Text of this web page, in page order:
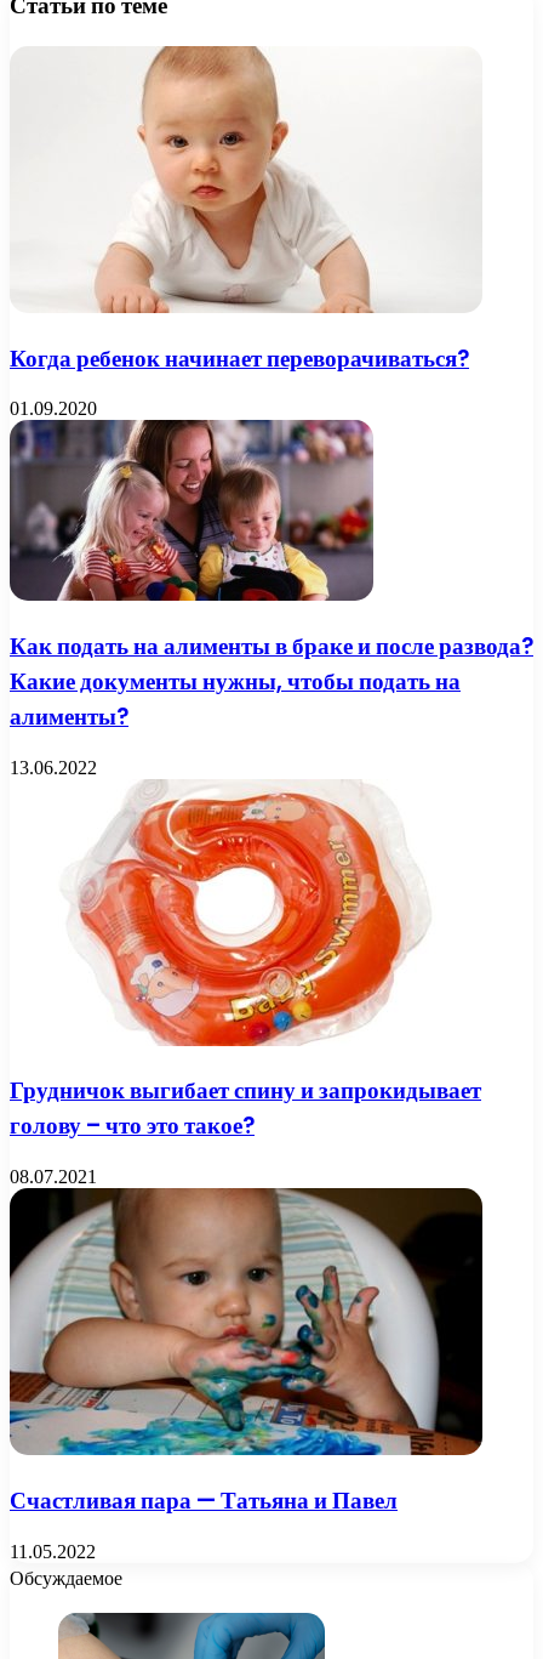
Когда ребенок начинает переворачиваться?
01.09.2020
Как подать на алименты в браке и после развода?
Какие документы нужны, чтобы подать на
алименты?
13.06.2022
Грудничок выгибает спину и запрокидывает
голову – что это такое?
08.07.2021
Счастливая пара — Татьяна и Павел
11.05.2022
Обсуждаемое